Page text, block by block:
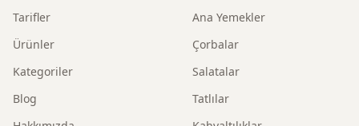
Tarifler
Ürünler
Kategoriler
Blog
Ana Yemekler
Çorbalar
Salatalar
Tatlılar